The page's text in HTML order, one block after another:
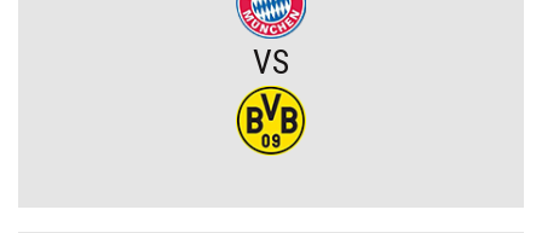
Górnik miał szczęście, a potem brakowało mu skuteczności. W
efekcie przegrał na Węgrzech i będzie musiał gonić w rewanżu
PZPN będzie miał kłopoty? Stracił bardzo ważnego partnera, nie
VS